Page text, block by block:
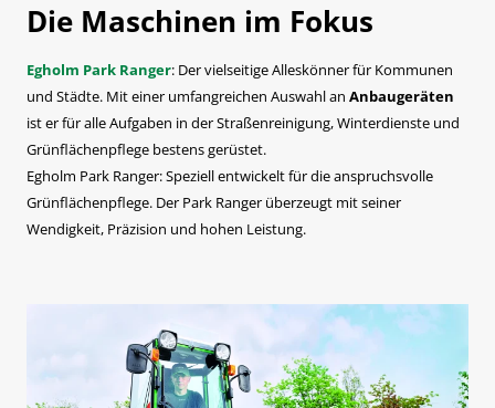
Die Maschinen im Fokus
Egholm Park Ranger: Der vielseitige Alleskönner für Kommunen
und Städte. Mit einer umfangreichen Auswahl an Anbaugeräten
ist er für alle Aufgaben in der Straßenreinigung, Winterdienste und
Grünflächenpflege bestens gerüstet.
Egholm Park Ranger: Speziell entwickelt für die anspruchsvolle
Grünflächenpflege. Der Park Ranger überzeugt mit seiner
Wendigkeit, Präzision und hohen Leistung.